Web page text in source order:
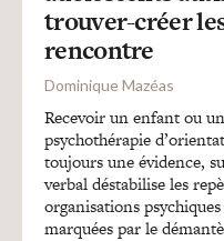
trouver-créer
rencontre
Dominique Mazéas
Recevoir un enfant ou
psychothérapie
toujours une évidence,
verbal déstabilise les
organisations
marquées par le